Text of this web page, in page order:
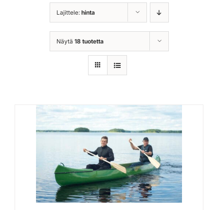
Valmistajat
Rahoitus
Asiakaskokemuksia
Lajittele: hinta
Näytä 18 tuotetta